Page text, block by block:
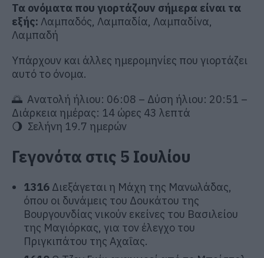
Τα ονόματα που γιορτάζουν σήμερα είναι τα
εξής: Λαμπαδός, Λαμπαδία, Λαμπαδίνα,
Λαμπαδή
Υπάρχουν και άλλες ημερομηνίες που γιορτάζει
αυτό το όνομα.
🌅 Ανατολή ήλιου: 06:08 – Δύση ήλιου: 20:51 –
Διάρκεια ημέρας: 14 ώρες 43 λεπτά
🌖 Σελήνη 19.7 ημερών
Γεγονότα στις 5 Ιουλίου
1316 Διεξάγεται η Μάχη της Μανωλάδας,
όπου οι δυνάμεις του Δουκάτου της
Βουργουνδίας νικούν εκείνες του Βασιλείου
της Μαγιόρκας, για τον έλεγχο του
Πριγκιπάτου της Αχαΐας.